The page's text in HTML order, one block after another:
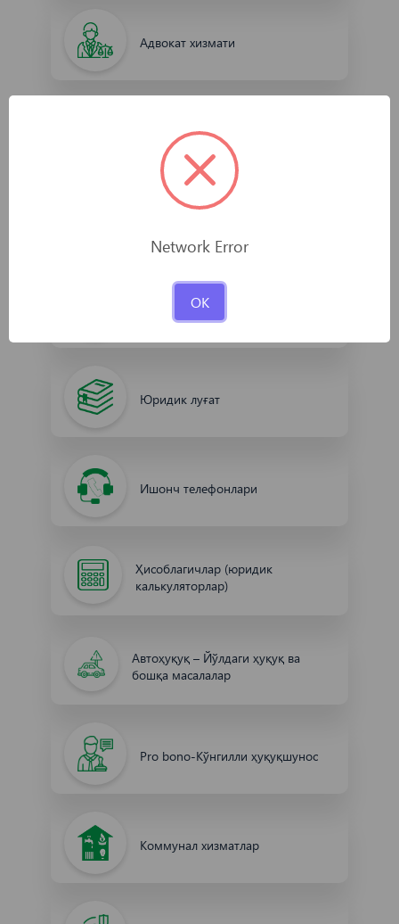
Адвокат хизмати
Бепул ҳуқуқий ёрдам
Ҳайдовчилик ҳуқуқини олиш
Юридик луғат
Ишонч телефонлари
Ҳисоблагичлар (юридик
калькуляторлар)
Автоҳуқуқ – Йўлдаги ҳуқуқ ва
бошқа масалалар
Pro bono-Кўнгилли ҳуқуқшунос
Коммунал хизматлар
Network Error
OK